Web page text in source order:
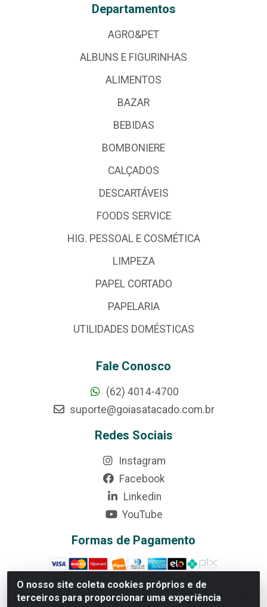
O nosso site coleta cookies próprios e de
terceiros para proporcionar uma experiência
Departamentos
AGRO&PET
ALBUNS E FIGURINHAS
ALIMENTOS
BAZAR
BEBIDAS
BOMBONIERE
CALÇADOS
DESCARTÁVEIS
FOODS SERVICE
HIG. PESSOAL E COSMÉTICA
LIMPEZA
PAPEL CORTADO
PAPELARIA
UTILIDADES DOMÉSTICAS
Fale Conosco
(62) 4014-4700
suporte@goiasatacado.com.br
Redes Sociais
Instagram
Facebook
Linkedin
YouTube
Formas de Pagamento